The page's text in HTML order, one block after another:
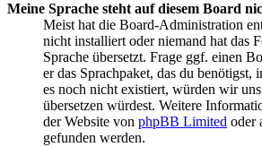
Meine Sprache steht auf diesem Board
Meist hat die Board-Administration
nicht installiert oder niemand hat das
Sprache übersetzt. Frage ggf. einen
er das Sprachpaket, das du benötigst,
es noch nicht existiert, würden wir
übersetzen würdest. Weitere
der Website von phpBB Limited oder
gefunden werden.